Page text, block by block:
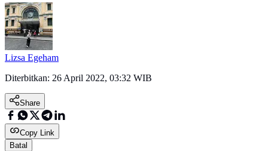
Lizsa Egeham
Diterbitkan: 26 April 2022, 03:32 WIB
Share
Copy Link
Batal